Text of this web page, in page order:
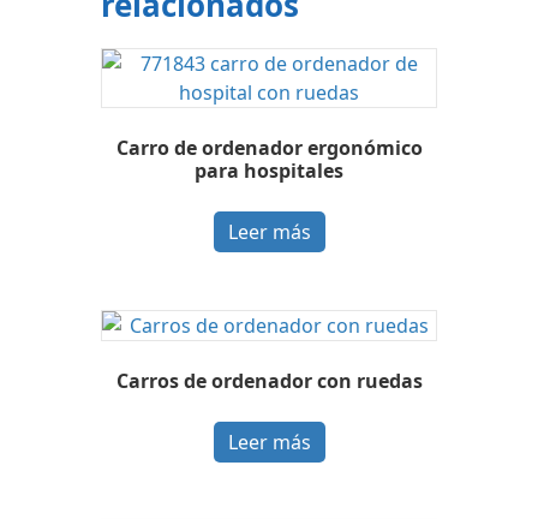
Carro de ordenador ergonómico
para hospitales
Leer más
Carros de ordenador con ruedas
Leer más